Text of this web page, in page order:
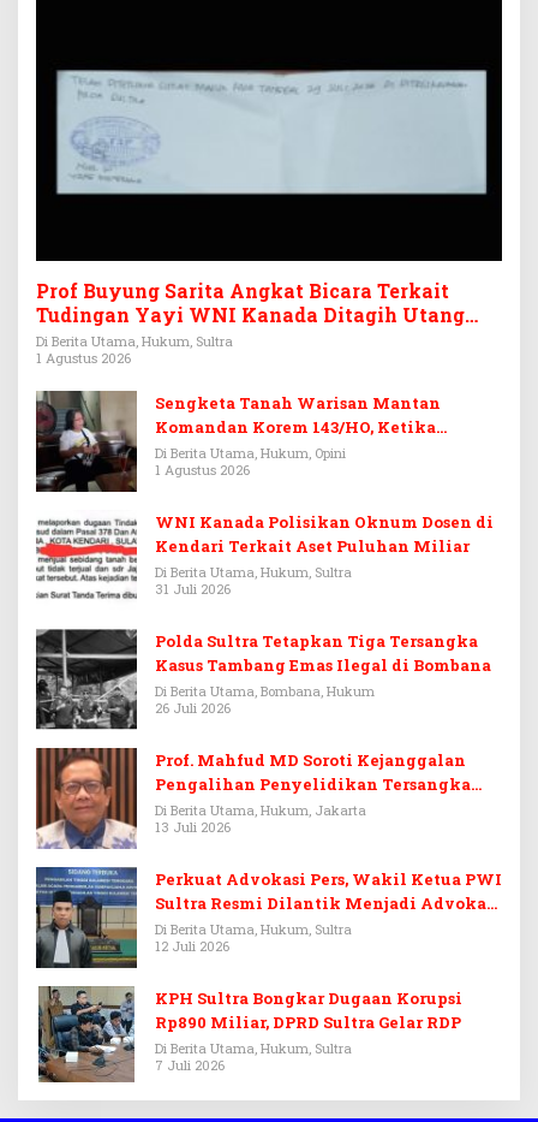
Prof Buyung Sarita Angkat Bicara Terkait
Tudingan Yayi WNI Kanada Ditagih Utang
Rp3,6 Miliar
Di Berita Utama, Hukum, Sultra
1 Agustus 2026
Sengketa Tanah Warisan Mantan
Komandan Korem 143/HO, Ketika
Warisan Menjadi Arena Pemerasan
Di Berita Utama, Hukum, Opini
1 Agustus 2026
WNI Kanada Polisikan Oknum Dosen di
Kendari Terkait Aset Puluhan Miliar
Di Berita Utama, Hukum, Sultra
31 Juli 2026
Polda Sultra Tetapkan Tiga Tersangka
Kasus Tambang Emas Ilegal di Bombana
Di Berita Utama, Bombana, Hukum
26 Juli 2026
Prof. Mahfud MD Soroti Kejanggalan
Pengalihan Penyelidikan Tersangka
Febrie Adriansyah
Di Berita Utama, Hukum, Jakarta
13 Juli 2026
Perkuat Advokasi Pers, Wakil Ketua PWI
Sultra Resmi Dilantik Menjadi Advokat
PERADI
Di Berita Utama, Hukum, Sultra
12 Juli 2026
KPH Sultra Bongkar Dugaan Korupsi
Rp890 Miliar, DPRD Sultra Gelar RDP
Di Berita Utama, Hukum, Sultra
7 Juli 2026